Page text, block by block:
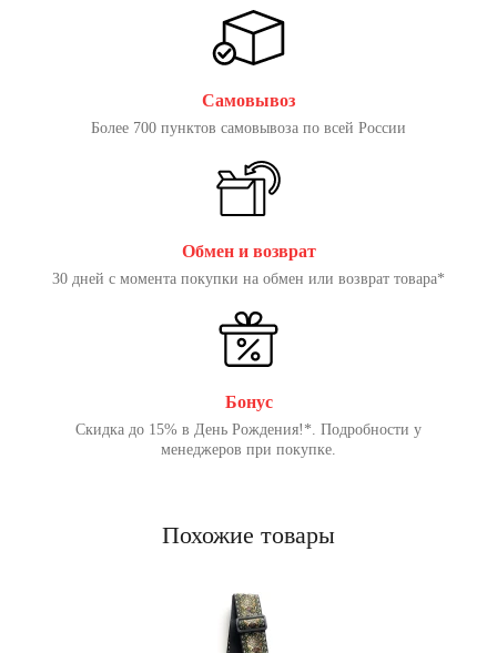
Самовывоз
Более 700 пунктов самовывоза по всей России
Обмен и возврат
30 дней с момента покупки на обмен или возврат товара*
Бонус
Скидка до 15% в День Рождения!*. Подробности у
менеджеров при покупке.
Похожие товары